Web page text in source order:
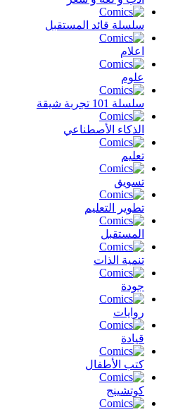
سلسلة قائد المستقبل
اعلام
علوم
سلسلة 101 تجربة شيقة
الذكاء الأصطناعي
تعليم
تسويق
تطوير التعليم
المستقبل
تنمية الذات
جودة
روايات
قيادة
كتب الأطفال
كوتشينج